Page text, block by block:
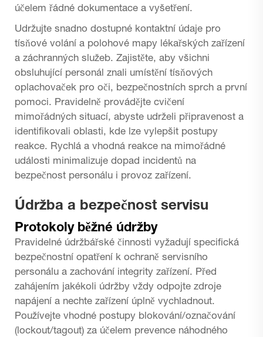
účelem řádné dokumentace a vyšetření.
Udržujte snadno dostupné kontaktní údaje pro
tísňové volání a polohové mapy lékařských zařízení
a záchranných služeb. Zajistěte, aby všichni
obsluhující personál znali umístění tísňových
oplachovaček pro oči, bezpečnostních sprch a první
pomoci. Pravidelně provádějte cvičení
mimořádných situací, abyste udrželi připravenost a
identifikovali oblasti, kde lze vylepšit postupy
reakce. Rychlá a vhodná reakce na mimořádné
události minimalizuje dopad incidentů na
bezpečnost personálu i provoz zařízení.
Údržba a bezpečnost servisu
Protokoly běžné údržby
Pravidelné údržbářské činnosti vyžadují specifická
bezpečnostní opatření k ochraně servisního
personálu a zachování integrity zařízení. Před
zahájením jakékoli údržby vždy odpojte zdroje
napájení a nechte zařízení úplně vychladnout.
Používejte vhodné postupy blokování/označování
(lockout/tagout) za účelem prevence náhodného